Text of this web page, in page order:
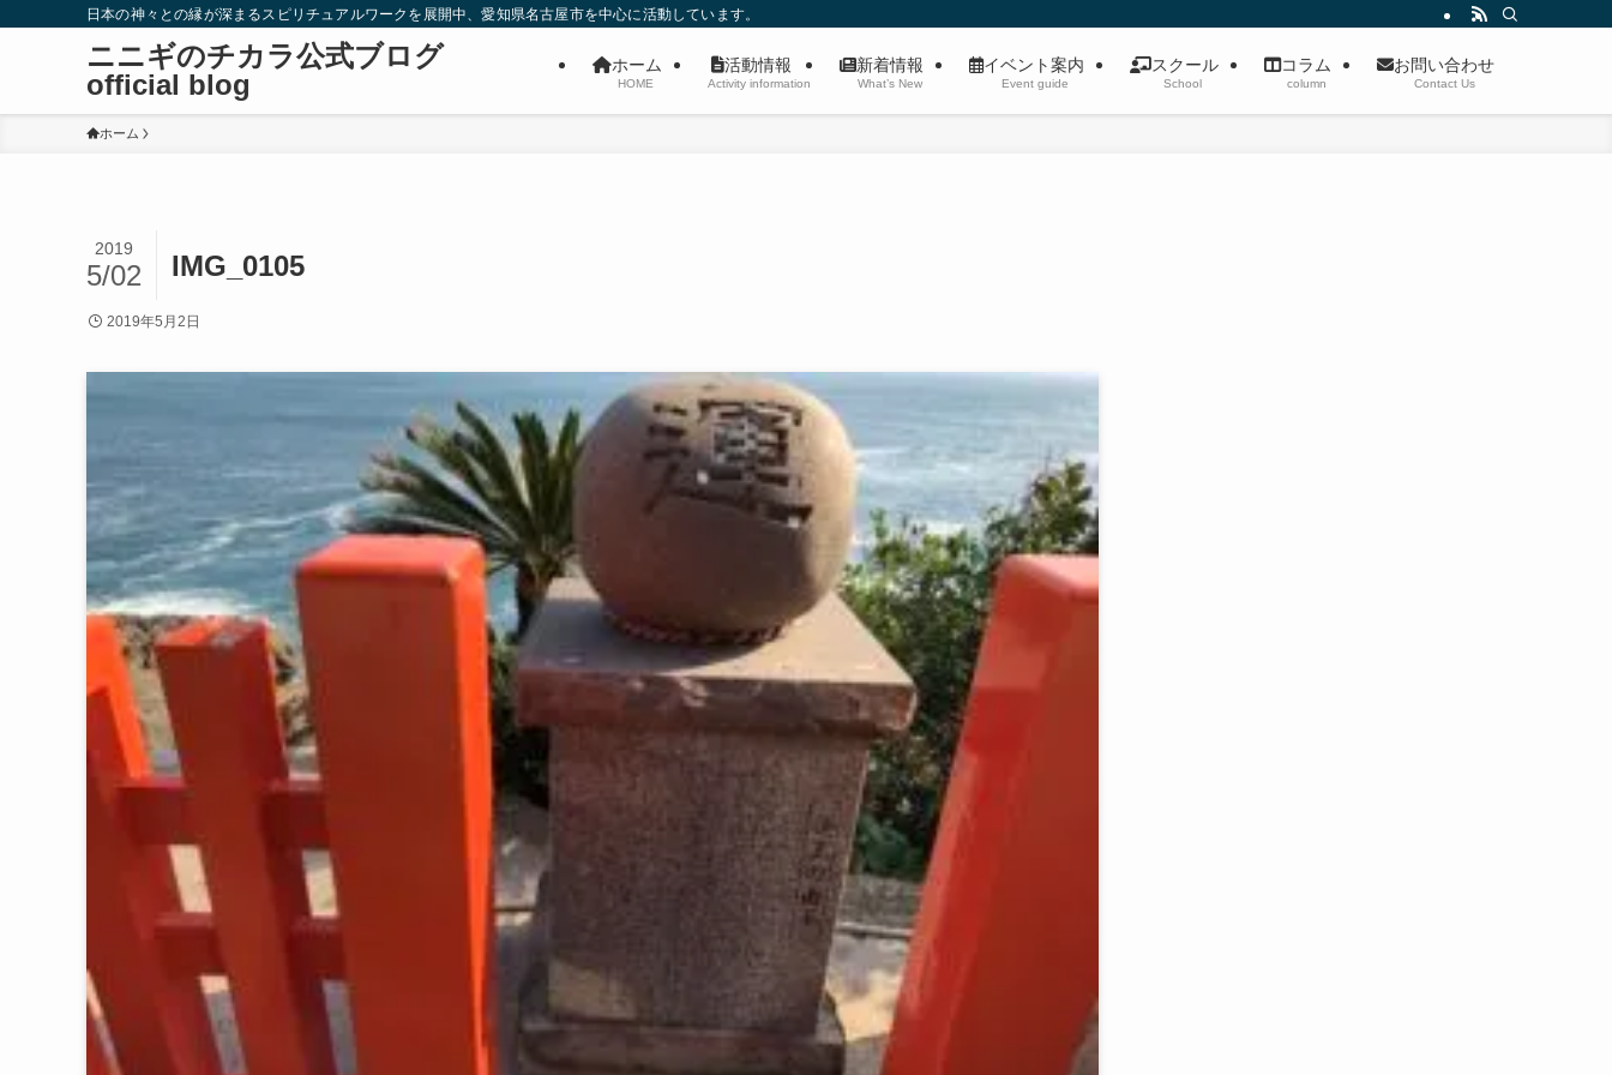
日本の神々との縁が深まるスピリチュアルワークを展開中、愛知県名古屋市を中心に活動しています。
ニニギのチカラ公式ブログ
official blog
ホーム
HOME
活動情報
Activity information
新着情報
What’s New
イベント案内
Event guide
スクール
School
コラム
column
お問い合わせ
Contact Us
ホーム
IMG_0105
2019
5/02
2019年5月2日